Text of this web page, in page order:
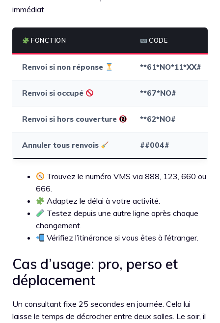
immédiat.
FONCTION CODE
Renvoi si non réponse **61*NO*11*XX#
Renvoi si occupé **67*NO#
Renvoi si hors couverture **62*NO#
Annuler tous renvois ##004#
Trouvez le numéro VMS via 888, 123, 660 ou
666.
Adaptez le délai à votre activité.
Testez depuis une autre ligne après chaque
changement.
Vérifiez l’itinérance si vous êtes à l’étranger.
Cas d’usage: pro, perso et
déplacement
Un consultant fixe 25 secondes en journée. Cela lui
laisse le temps de décrocher entre deux salles. Le soir, il